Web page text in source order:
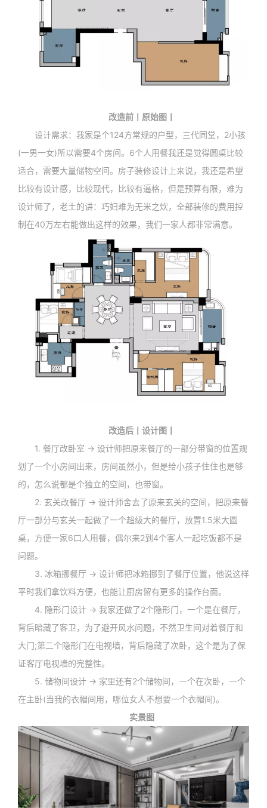
改造前丨原始图丨
设计需求：我家是个124方常规的户型，三代同堂，2小孩
(一男一女)所以需要4个房间。6个人用餐我还是觉得圆桌比较
适合，需要大量储物空间。房子装修设计上来说，我还是希望
比较有设计感，比较现代，比较有逼格，但是预算有限，难为
设计师了，老土的讲：巧妇难为无米之炊，全部装修的费用控
制在40万左右能做出这样的效果，我们一家人都非常满意。
改造后丨设计图丨
1. 餐厅改卧室 → 设计师把原来餐厅的一部分带窗的位置规
划了一个小房间出来，房间虽然小，但是给小孩子住住也是够
的，怎么说都是个独立的空间，也带窗。
2. 玄关改餐厅 → 设计师舍去了原来玄关的空间，把原来餐
厅一部分与玄关一起做了一个超级大的餐厅，放置1.5米大圆
桌，方便一家6口人用餐，偶尔来2到4个客人一起吃饭都不是
问题。
3. 冰箱挪餐厅 → 设计师把冰箱挪到了餐厅位置，他说这样
平时我们拿饮料方便，也能让厨房留有更多的操作台面。
4. 隐形门设计 → 我家还做了2个隐形门，一个是在餐厅，
背后暗藏了客卫，为了避开风水问题，不然卫生间对着餐厅和
大门;第二个隐形门在电视墙，背后隐藏了次卧，这个是为了保
证客厅电视墙的完整性。
5. 储物间设计 → 家里还有2个储物间，一个在次卧，一个
在主卧(当我的衣帽间用，哪位女人不想要一个衣帽间)。
实景图